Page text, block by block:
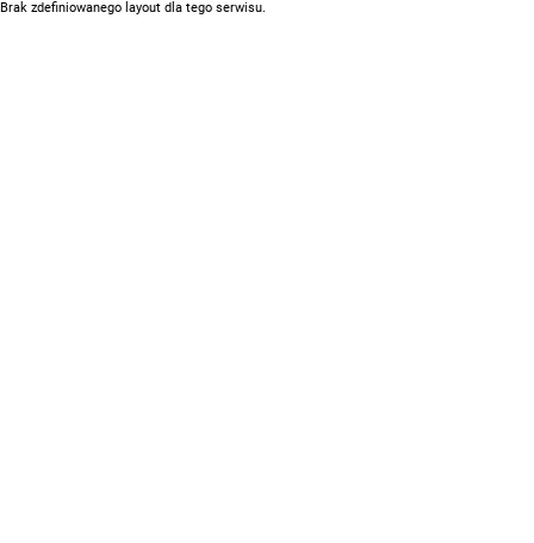
Brak zdefiniowanego layout dla tego serwisu.